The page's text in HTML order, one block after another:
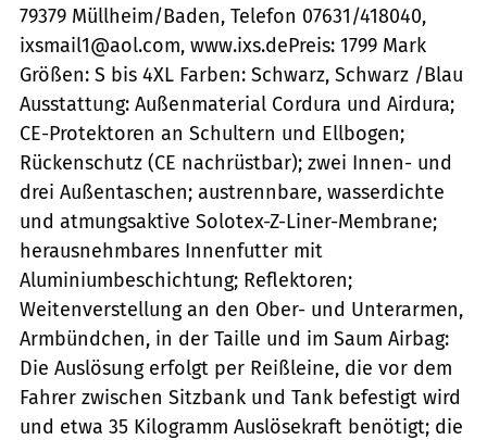
79379 Müllheim/Baden, Telefon 07631/418040,
ixsmail1@aol.com, www.ixs.dePreis: 1799 Mark
Größen: S bis 4XL Farben: Schwarz, Schwarz /Blau
Ausstattung: Außenmaterial Cordura und Airdura;
CE-Protektoren an Schultern und Ellbogen;
Rückenschutz (CE nachrüstbar); zwei Innen- und
drei Außentaschen; austrennbare, wasserdichte
und atmungsaktive Solotex-Z-Liner-Membrane;
herausnehmbares Innenfutter mit
Aluminiumbeschichtung; Reflektoren;
Weitenverstellung an den Ober- und Unterarmen,
Armbündchen, in der Taille und im Saum Airbag:
Die Auslösung erfolgt per Reißleine, die vor dem
Fahrer zwischen Sitzbank und Tank befestigt wird
und etwa 35 Kilogramm Auslösekraft benötigt; die